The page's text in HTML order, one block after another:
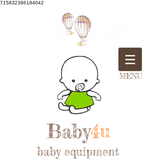
715832386184042
MENU
Baby4u
baby equipment